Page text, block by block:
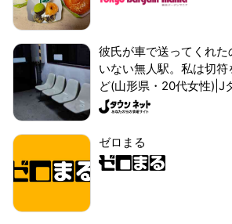
彼氏が車で送ってくれ
いない無人駅。私は切
ど(山形県・20代女性)|J
ゼロまる